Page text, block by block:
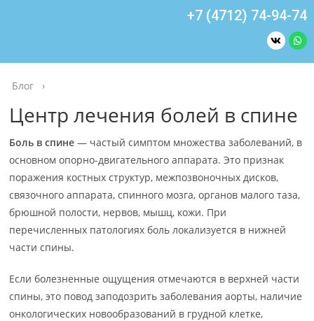
+7 (4712) 74-94-74
Блог ›
Центр лечения болей в спине
Боль в спине — частый симптом множества заболеваний, в
основном опорно-двигательного аппарата. Это признак
поражения костных структур, межпозвоночных дисков,
связочного аппарата, спинного мозга, органов малого таза,
брюшной полости, нервов, мышц, кожи. При
перечисленных патологиях боль локализуется в нижней
части спины.
Если болезненные ощущения отмечаются в верхней части
спины, это повод заподозрить заболевания аорты, наличие
онкологических новообразований в грудной клетке,